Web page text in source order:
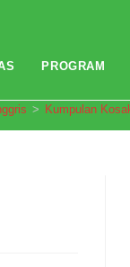
PROGRAM
> Kumpulan